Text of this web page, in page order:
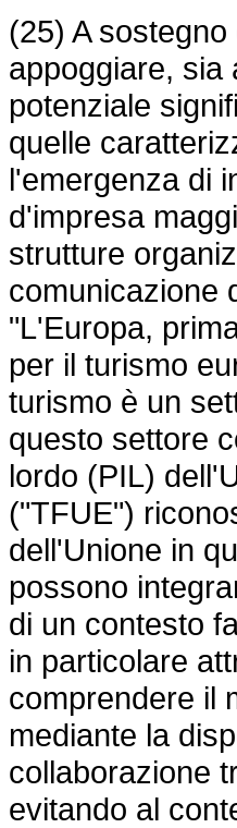
(25) A
appoggiare, sia
potenziale
quelle
l'emergenza di
d'impresa
strutture
comunicazione
"L'Europa,
per il turismo
turismo è un
questo settore
lordo (PIL)
("TFUE")
dell'Unione in
possono
di un contesto
in particolare
comprendere il
mediante la
collaborazione
evitando al